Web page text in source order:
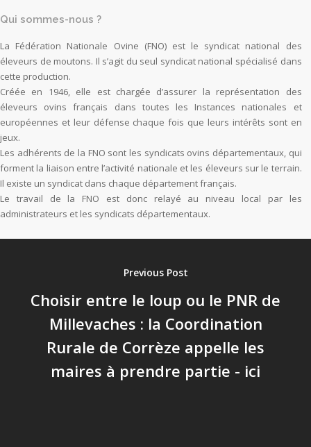
Qui sommes-nous ?
La Fédération Nationale Ovine (FNO) est le syndicat national des
éleveurs de moutons. Il s’agit du seul syndicat national spécialisé dans
cette production.
Créée en 1946, elle est chargée d’assurer la représentation des
éleveurs ovins français dans toutes les Instances nationales et
européennes et leur défense chaque fois que leurs intérêts sont en
jeux.
Les adhérents de la FNO sont les syndicats ovins départementaux, qui
forment la liaison entre l’activité nationale et les éleveurs sur le terrain.
Il existe un syndicat dans chaque département français.
Le travail de la FNO est donc relayé au niveau local par les
administrateurs et les syndicats départementaux.
Previous Post
Choisir entre le loup ou le PNR de
Millevaches : la Coordination
Rurale de Corrèze appelle les
maires à prendre partie - ici